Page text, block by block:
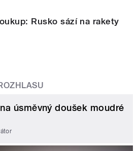
Rusko sází na rakety
úsměvný doušek moudré